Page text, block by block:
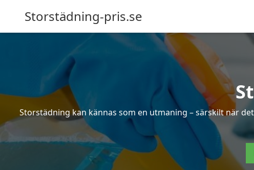
Storstädning-pris.se
Storstädning kan kännas som en utmaning – särskilt när